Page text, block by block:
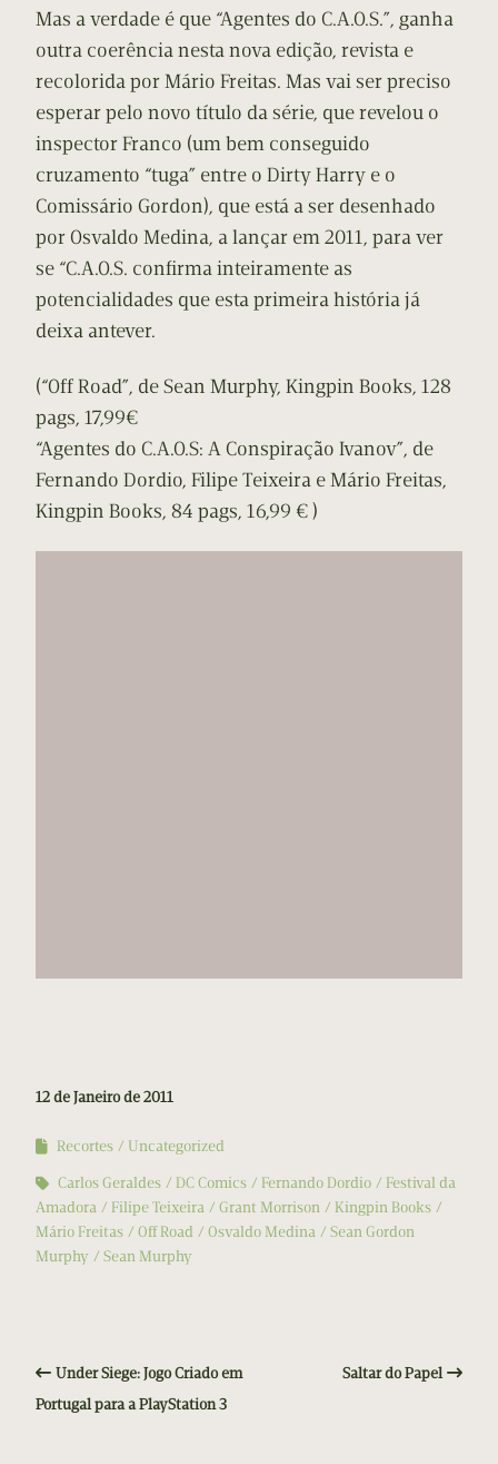
Mas a verdade é que “Agentes do C.A.O.S.”, ganha
outra coerência nesta nova edição, revista e
recolorida por Mário Freitas. Mas vai ser preciso
esperar pelo novo título da série, que revelou o
inspector Franco (um bem conseguido
cruzamento “tuga” entre o Dirty Harry e o
Comissário Gordon), que está a ser desenhado
por Osvaldo Medina, a lançar em 2011, para ver
se “C.A.O.S. confirma inteiramente as
potencialidades que esta primeira história já
deixa antever.
(“Off Road”, de Sean Murphy, Kingpin Books, 128
pags, 17,99€
“Agentes do C.A.O.S: A Conspiração Ivanov”, de
Fernando Dordio, Filipe Teixeira e Mário Freitas,
Kingpin Books, 84 pags, 16,99 € )
12 de Janeiro de 2011
Recortes
Uncategorized
Carlos Geraldes
DC Comics Fernando Dordio
Festival da
Amadora
Filipe Teixeira Grant Morrison
Kingpin Books
Mário Freitas
Off Road Osvaldo Medina
Sean Gordon
Murphy
Sean Murphy
Under Siege: Jogo Criado em
Portugal para a PlayStation 3
Saltar do Papel